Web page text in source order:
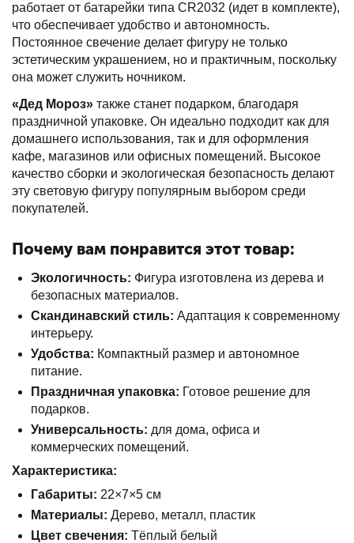
работает от батарейки типа CR2032 (идет в комплекте),
что обеспечивает удобство и автономность.
Постоянное свечение делает фигуру не только
эстетическим украшением, но и практичным, поскольку
она может служить ночником.
«Дед Мороз» также станет подарком, благодаря
праздничной упаковке. Он идеально подходит как для
домашнего использования, так и для оформления
кафе, магазинов или офисных помещений. Высокое
качество сборки и экологическая безопасность делают
эту световую фигуру популярным выбором среди
покупателей.
Почему вам понравится этот товар:
Экологичность: Фигура изготовлена из дерева и
безопасных материалов.
Скандинавский стиль: Адаптация к современному
интерьеру.
Удобства: Компактный размер и автономное
питание.
Праздничная упаковка: Готовое решение для
подарков.
Универсальность: для дома, офиса и
коммерческих помещений.
Характеристика:
Габариты: 22×7×5 см
Материалы: Дерево, металл, пластик
Цвет свечения: Тёплый белый